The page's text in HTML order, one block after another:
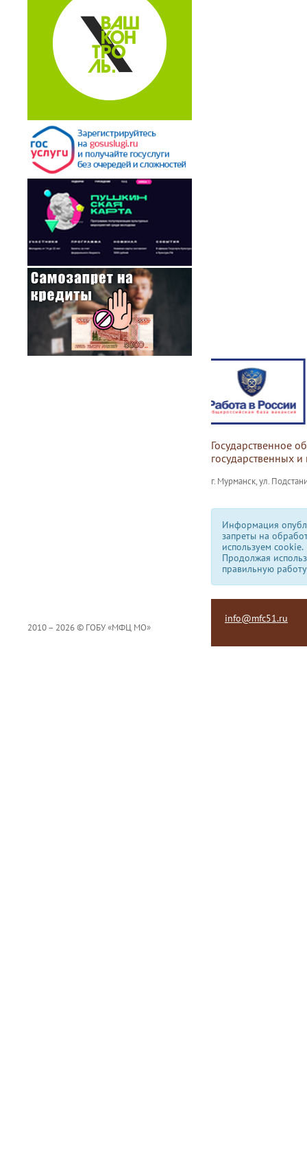
Государственное
государственных
г. Мурманск, ул.
Информация
запреты на
используем сookie.
Продолжая
правильную
2010 – 2026 © ГОБУ «МФЦ МО»
info@mfc51.ru